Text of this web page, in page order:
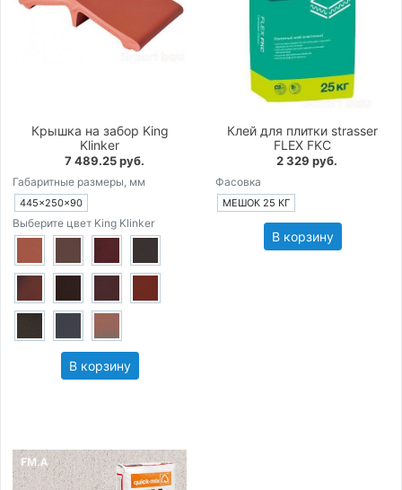
Крышка на забор King
Klinker
7 489.25 руб.
Габаритные размеры, мм
445×250×90
Выберите цвет King Klinker
В корзину
Клей для плитки strasser
FLEX FKC
2 329 руб.
Фасовка
МЕШОК 25 КГ
В корзину